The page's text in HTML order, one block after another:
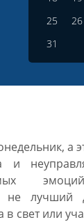
25
26
31
а
и
не лучший
в свет или